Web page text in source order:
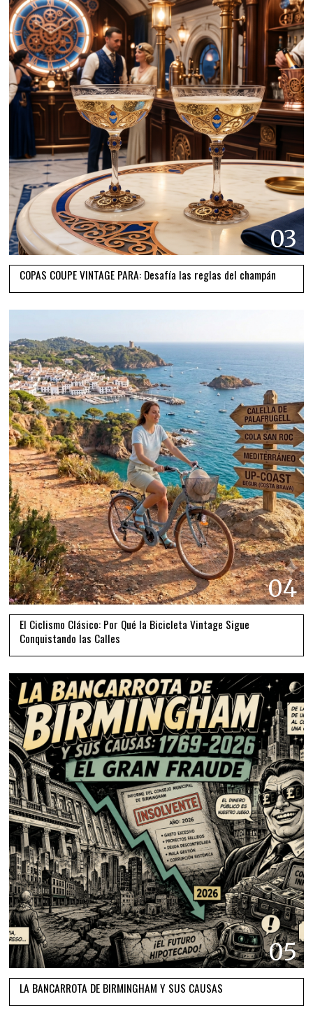
03
COPAS COUPE VINTAGE PARA: Desafía las reglas del champán
04
El Ciclismo Clásico: Por Qué la Bicicleta Vintage Sigue
Conquistando las Calles
05
LA BANCARROTA DE BIRMINGHAM Y SUS CAUSAS